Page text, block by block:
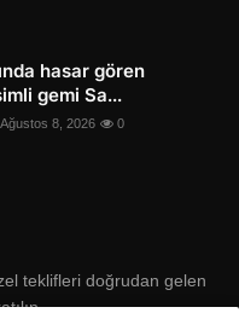
hasar gören
gemi Sa...
Ağustos 8, 2026 0
teklifleri doğrudan gelen